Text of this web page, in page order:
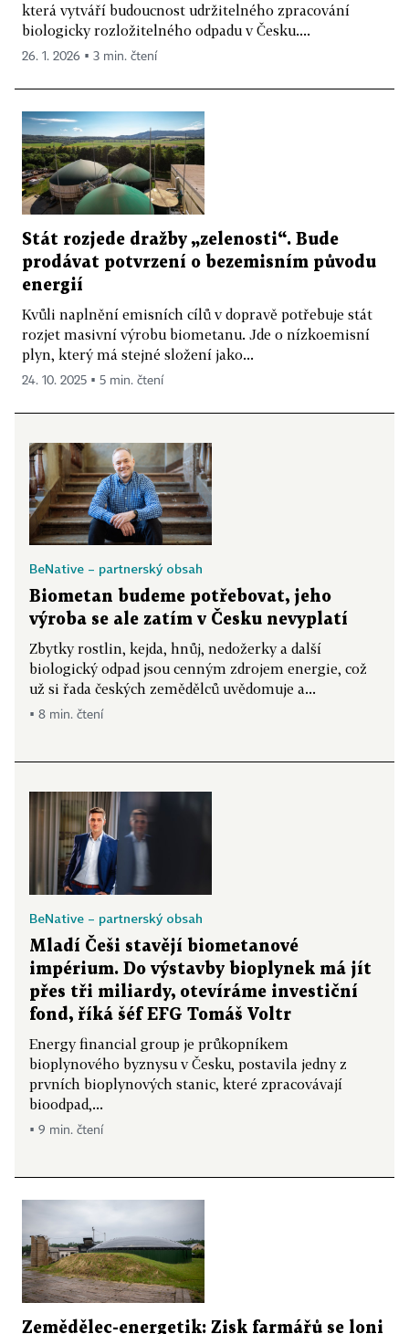
která vytváří budoucnost udržitelného zpracování
biologicky rozložitelného odpadu v Česku....
26. 1. 2026 ▪ 3 min. čtení
Stát rozjede dražby „zelenosti“. Bude
prodávat potvrzení o bezemisním původu
energií
Kvůli naplnění emisních cílů v dopravě potřebuje stát
rozjet masivní výrobu biometanu. Jde o nízkoemisní
plyn, který má stejné složení jako...
24. 10. 2025 ▪ 5 min. čtení
BeNative – partnerský obsah
Biometan budeme potřebovat, jeho
výroba se ale zatím v Česku nevyplatí
Zbytky rostlin, kejda, hnůj, nedožerky a další
biologický odpad jsou cenným zdrojem energie, což
už si řada českých zemědělců uvědomuje a...
▪ 8 min. čtení
BeNative – partnerský obsah
Mladí Češi stavějí biometanové
impérium. Do výstavby bioplynek má jít
přes tři miliardy, otevíráme investiční
fond, říká šéf EFG Tomáš Voltr
Energy financial group je průkopníkem
bioplynového byznysu v Česku, postavila jedny z
prvních bioplynových stanic, které zpracovávají
bioodpad,...
▪ 9 min. čtení
Zemědělec-energetik: Zisk farmářů se loni